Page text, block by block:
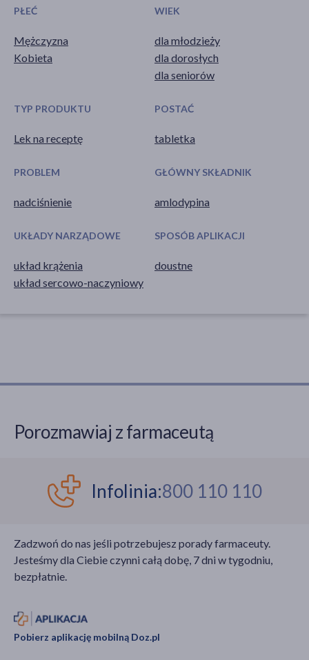
PŁEĆ
Mężczyzna
Kobieta
WIEK
dla młodzieży
dla dorosłych
dla seniorów
TYP PRODUKTU
Lek na receptę
POSTAĆ
tabletka
PROBLEM
nadciśnienie
GŁÓWNY SKŁADNIK
amlodypina
UKŁADY NARZĄDOWE
układ krążenia
układ sercowo-naczyniowy
SPOSÓB APLIKACJI
doustne
Porozmawiaj z farmaceutą
Infolinia:800 110 110
Zadzwoń do nas jeśli potrzebujesz porady farmaceuty.
Jesteśmy dla Ciebie czynni całą dobę, 7 dni w tygodniu,
bezpłatnie.
Pobierz aplikację mobilną Doz.pl